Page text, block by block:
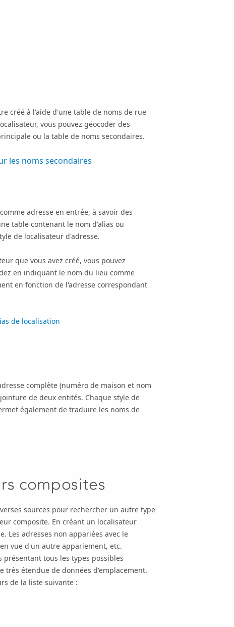
créé à l'aide d'une table de noms de rue
vous pouvez géocoder des
ou la table de noms secondaires.
les noms secondaires
adresse en entrée, à savoir des
table contenant le nom d'alias ou
de localisateur d'adresse.
que vous avez créé, vous pouvez
en indiquant le nom du lieu comme
en fonction de l'adresse correspondant
de localisation
complète (numéro de maison et nom
de deux entités. Chaque style de
également de traduire les noms de
composites
sources pour rechercher un autre type
composite. En créant un localisateur
Les adresses non appariées avec le
vue d'un autre appariement, etc.
tous les types possibles
très étendue de données d'emplacement.
de la liste suivante :